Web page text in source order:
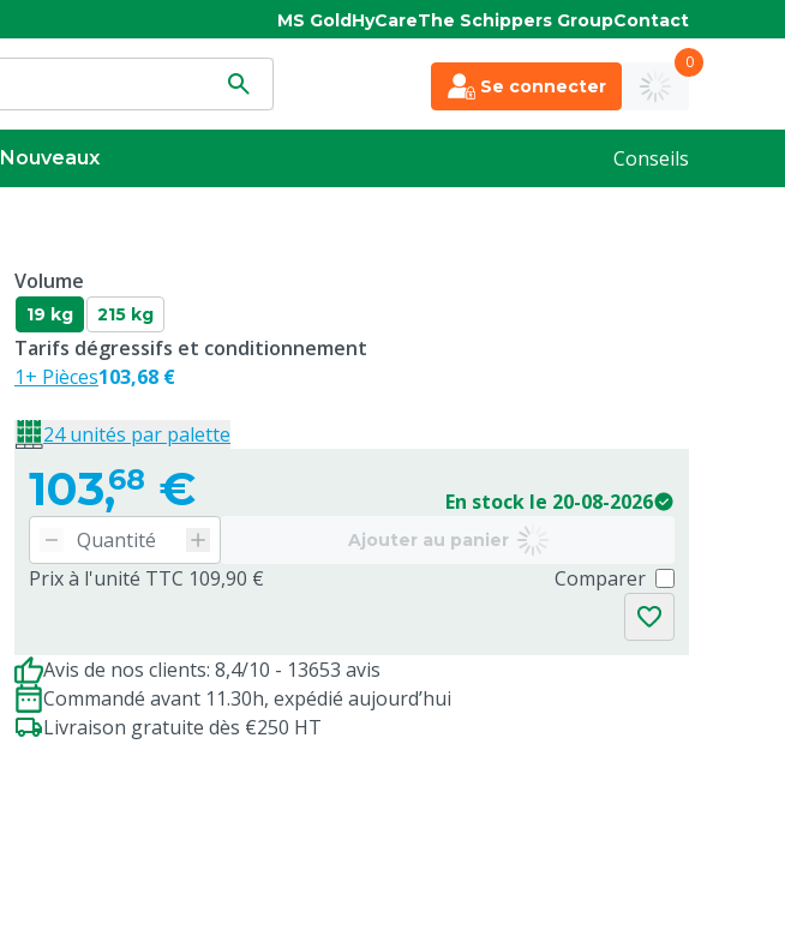
MS GoldHyCareThe Schippers GroupContact
Se connecter
0
Nouveaux Conseils
Volume
19 kg 215 kg
103,68 € En stock le 20-08-2026
Ajouter au panier
Prix à l'unité TTC 109,90 € Comparer
Tarifs dégressifs et conditionnement
1+ Pièces103,68 €
24 unités par palette
Avis de nos clients: 8,4/10 - 13653 avis
Commandé avant 11.30h, expédié aujourd’hui
Livraison gratuite dès €250 HT